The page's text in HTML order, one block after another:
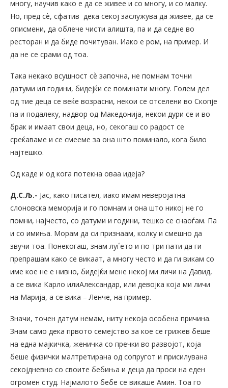
многу, научив како е да се живее и со многу, и со малку.
Но, пред сѐ, сфатив дека секој заслужува да живее, да се
описмени, да облече чисти алишта, па и да седне во
ресторан и да биде почитуван. Иако е ром, на пример. И
да не се срами од тоа.
Така некако всушност сѐ започна, не помнам точни
датуми ил години, бидејќи се поминати многу. Голем дел
од тие деца се веќе возрасни, некои се отселени во Скопје
па и подалеку, надвор од Македонија, некои дури се и во
брак и имаат свои деца, но, секогаш со радост се
среќаваме и се смееме за она што поминало, кога било
најтешко.
Од каде и од кога потекна оваа идеја?
Д.С.Љ.- Јас, како писател, иако имам неверојатна
слоновска меморија и го помнам и она што никој не го
помни, најчесто, со датуми и години, тешко се снаоѓам. Па
и со имиња. Морам да си признаам, колку и смешно да
звучи тоа. Понекогаш, знам луѓето и по три пати да ги
препрашам како се викаат, а многу често и да ги викам со
име кое не е нивно, бидејќи мене некој ми личи на Давид,
а се вика Карло илиАлександар, или девојка која ми личи
на Марија, а се вика – Ленче, на пример.
Значи, точен датум немам, ниту некоја особена причина.
Знам само дека првото семејство за кое се грижев беше
на една мајкичка, женичка со пречки во развојот, која
беше физички малтретирана од сопругот и присилувана
секојдневно со своите бебиња и деца да проси на еден
огромен студ. Најмалото бебе се викаше Амин. Тоа го